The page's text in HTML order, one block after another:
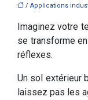
/ Applications
Imaginez votre
se transforme
réflexes.
Un sol extérieur
laissez pas les